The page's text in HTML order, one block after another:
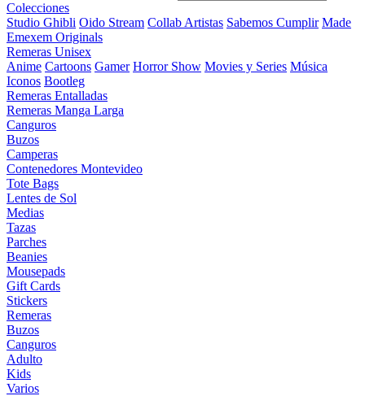
Colecciones
Studio Ghibli Oido Stream Collab Artistas Sabemos Cumplir Made
Emexem Originals
Remeras Unisex
Anime Cartoons Gamer Horror Show Movies y Series Música
Iconos Bootleg
Remeras Entalladas
Remeras Manga Larga
Canguros
Buzos
Camperas
Contenedores Montevideo
Tote Bags
Lentes de Sol
Medias
Tazas
Parches
Beanies
Mousepads
Gift Cards
Stickers
Remeras
Buzos
Canguros
Adulto
Kids
Varios